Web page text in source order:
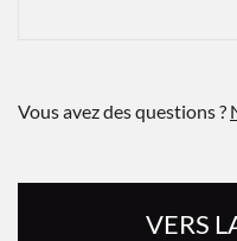
Vous avez des questions ?
VERS